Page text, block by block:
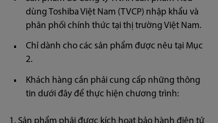
dùng Toshiba Việt Nam (TVCP) nhập khẩu và
phân phối chính thức tại thị trường Việt Nam.
Chỉ dành cho các sản phẩm được nêu tại Mục
2.
Khách hàng cần phải cung cấp những thông
tin dưới đây để thực hiện chương trình: